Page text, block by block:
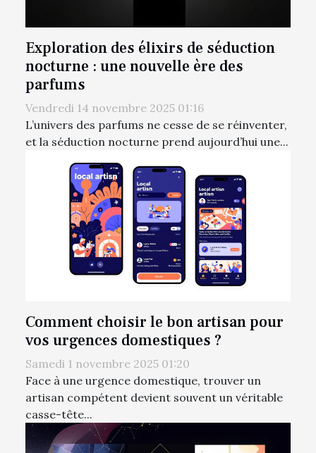
Exploration des élixirs de séduction
nocturne : une nouvelle ère des
parfums
Vendredi 14 novembre 2025 01:16
L’univers des parfums ne cesse de se réinventer,
et la séduction nocturne prend aujourd’hui une...
Comment choisir le bon artisan pour
vos urgences domestiques ?
Samedi 1 novembre 2025 01:20
Face à une urgence domestique, trouver un
artisan compétent devient souvent un véritable
casse-tête...